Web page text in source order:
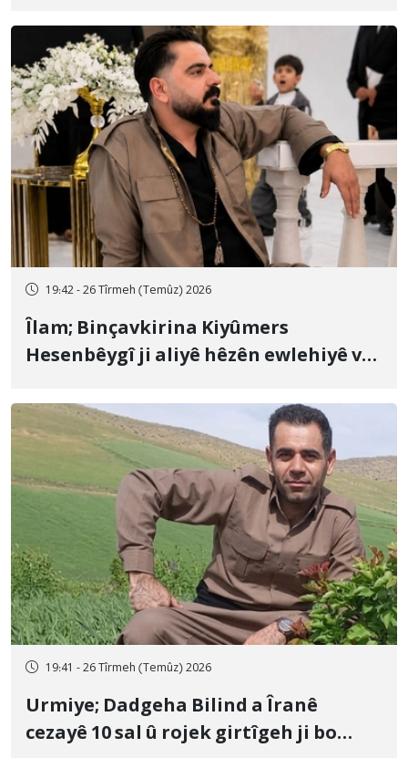
19:42 - 26 Tîrmeh (Temûz) 2026
Îlam; Binçavkirina Kiyûmers
Hesenbêygî ji aliyê hêzên ewlehiyê ve
19:41 - 26 Tîrmeh (Temûz) 2026
Urmiye; Dadgeha Bilind a Îranê
cezayê 10 sal û rojek girtîgeh ji bo